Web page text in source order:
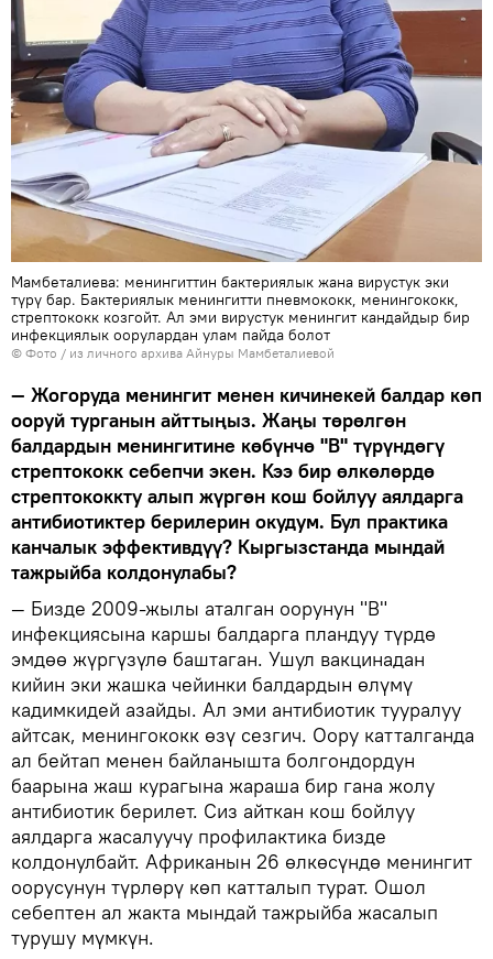
Мамбеталиева: менингиттин бактериялык жана вирустук эки
түрү бар. Бактериялык менингитти пневмококк, менингококк,
стрептококк козгойт. Ал эми вирустук менингит кандайдыр бир
инфекциялык оорулардан улам пайда болот
© Фото / из личного архива Айнуры Мамбеталиевой
— Жогоруда менингит менен кичинекей балдар көп
ооруй турганын айттыңыз. Жаңы төрөлгөн
балдардын менингитине көбүнчө "В" түрүндөгү
стрептококк себепчи экен. Кээ бир өлкөлөрдө
стрептококкту алып жүргөн кош бойлуу аялдарга
антибиотиктер берилерин окудум. Бул практика
канчалык эффективдүү? Кыргызстанда мындай
тажрыйба колдонулабы?
— Бизде 2009-жылы аталган оорунун "В"
инфекциясына каршы балдарга пландуу түрдө
эмдөө жүргүзүлө баштаган. Ушул вакцинадан
кийин эки жашка чейинки балдардын өлүмү
кадимкидей азайды. Ал эми антибиотик тууралуу
айтсак, менингококк өзү сезгич. Оору катталганда
ал бейтап менен байланышта болгондордун
баарына жаш курагына жараша бир гана жолу
антибиотик берилет. Сиз айткан кош бойлуу
аялдарга жасалуучу профилактика бизде
колдонулбайт. Африканын 26 өлкөсүндө менингит
оорусунун түрлөрү көп катталып турат. Ошол
себептен ал жакта мындай тажрыйба жасалып
турушу мүмкүн.